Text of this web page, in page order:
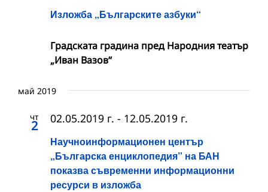
Изложба „Българските азбуки“
Градската градина пред Народния театър
„Иван Вазов“
май 2019
чт
2
Научноинформационен център
„Българска енциклопедия” на БАН
показва съвременни информационни
ресурси в изложба
02.05.2019 г. - 12.05.2019 г.